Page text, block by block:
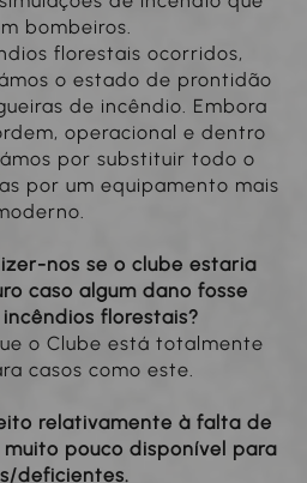
bombeiros.
florestais ocorridos,
o estado de prontidão
de incêndio. Embora
operacional e dentro
por substituir todo o
por um equipamento mais
nos se o clube estaria
caso algum dano fosse
florestais?
o Clube está totalmente
casos como este.
relativamente à falta de
pouco disponível para
deficientes.